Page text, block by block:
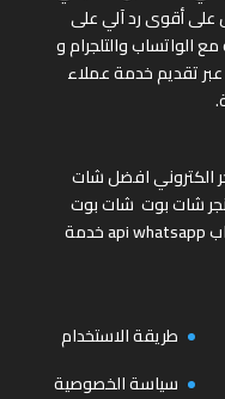
على أقوى رد آلي على
الواتساب والتلجرام و
تقديم خدمة عملاء
الكترونيافضل شات
شات بوت شات بوت
api whatsappخدمة
طريقة الاستخدام
سياسة الخصوصية